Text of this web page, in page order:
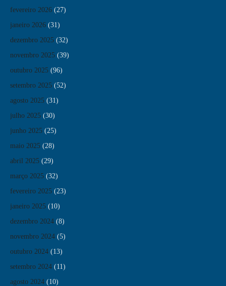
fevereiro 2026 (27)
janeiro 2026 (31)
dezembro 2025 (32)
novembro 2025 (39)
outubro 2025 (96)
setembro 2025 (52)
agosto 2025 (31)
julho 2025 (30)
junho 2025 (25)
maio 2025 (28)
abril 2025 (29)
março 2025 (32)
fevereiro 2025 (23)
janeiro 2025 (10)
dezembro 2024 (8)
novembro 2024 (5)
outubro 2024 (13)
setembro 2024 (11)
agosto 2024 (10)